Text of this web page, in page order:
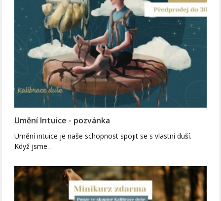
Umění Intuice - pozvánka
Umění intuice je naše schopnost spojit se s vlastní duší.
Když jsme…